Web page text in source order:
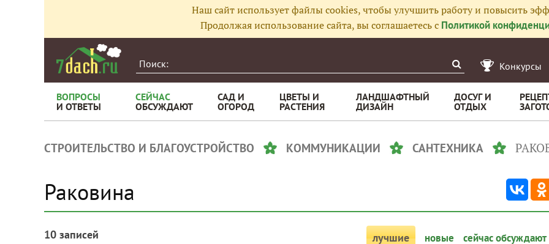
Наш сайт использует файлы cookies, чтобы улучшить работу и повысить
Продолжая использование сайта, вы соглашаетесь с Политикой
Конкурсы
ВОПРОСЫ
И ОТВЕТЫ
СЕЙЧАС
ОБСУЖДАЮТ
САД И
ОГОРОД
ЦВЕТЫ И
РАСТЕНИЯ
ЛАНДШАФТНЫЙ
ДИЗАЙН
ДОСУГ И
ОТДЫХ
СТРОИТЕЛЬСТВО И БЛАГОУСТРОЙСТВО КОММУНИКАЦИИ САНТЕХНИКА
Раковина
10 записей лучшие новые сейчас обсуждают